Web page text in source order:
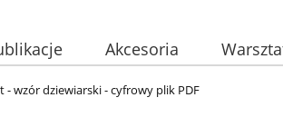
Akcesoria
- wzór dziewiarski - cyfrowy plik PDF